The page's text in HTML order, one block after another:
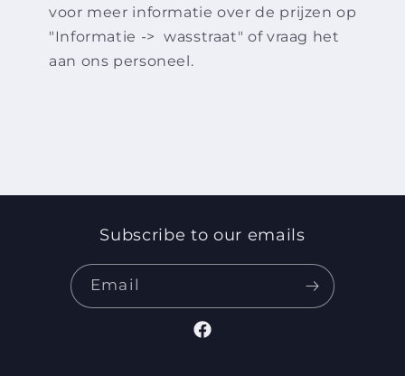
voor meer informatie over de prijzen op
"Informatie -> wasstraat" of vraag het
aan ons personeel.
Subscribe to our emails
Email
Facebook